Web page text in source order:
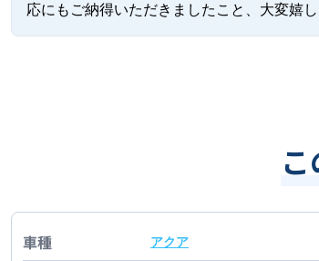
応にもご納得いただきましたこと、大変嬉
車種 アクア